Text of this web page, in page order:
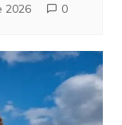
2026 0